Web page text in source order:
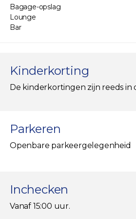
Bagage-opslag
Lounge
Bar
Kinderkorting
De kinderkortingen zijn reeds
Parkeren
Openbare parkeergelegenheid
Inchecken
Vanaf 15:00 uur.